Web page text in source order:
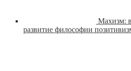
Махизм:
развитие философии